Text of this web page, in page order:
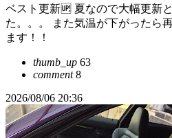
ベスト更新🆙 夏なので大幅更新
た。。。 また気温が下がったら
ます！！
thumb_up 63
comment8
2026/08/06 20:36